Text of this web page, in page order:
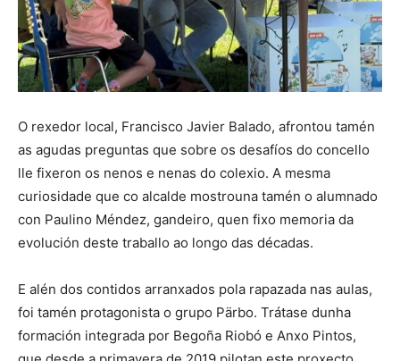
O rexedor local, Francisco Javier Balado, afrontou tamén
as agudas preguntas que sobre os desafíos do concello
lle fixeron os nenos e nenas do colexio. A mesma
curiosidade que co alcalde mostrouna tamén o alumnado
con Paulino Méndez, gandeiro, quen fixo memoria da
evolución deste traballo ao longo das décadas.
E alén dos contidos arranxados pola rapazada nas aulas,
foi tamén protagonista o grupo Pärbo. Trátase dunha
formación integrada por Begoña Riobó e Anxo Pintos,